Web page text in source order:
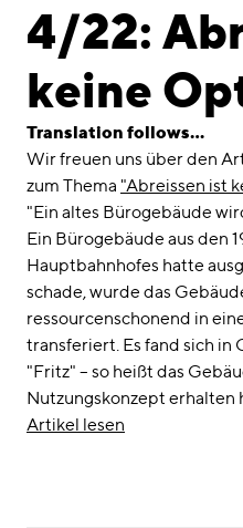
instagram
Deutsch
English
Imprint
Data Privacy
4/22:
keine
Translation follows…
Wir freuen uns über den
zum Thema "Abreissen ist
"Ein altes Bürogebäude
Ein Bürogebäude aus den
Hauptbahnhofes hatte
schade, wurde das
ressourcenschonend in
transferiert. Es fand sich in
"Fritz" – so heißt das
Nutzungskonzept erhalten
Artikel lesen